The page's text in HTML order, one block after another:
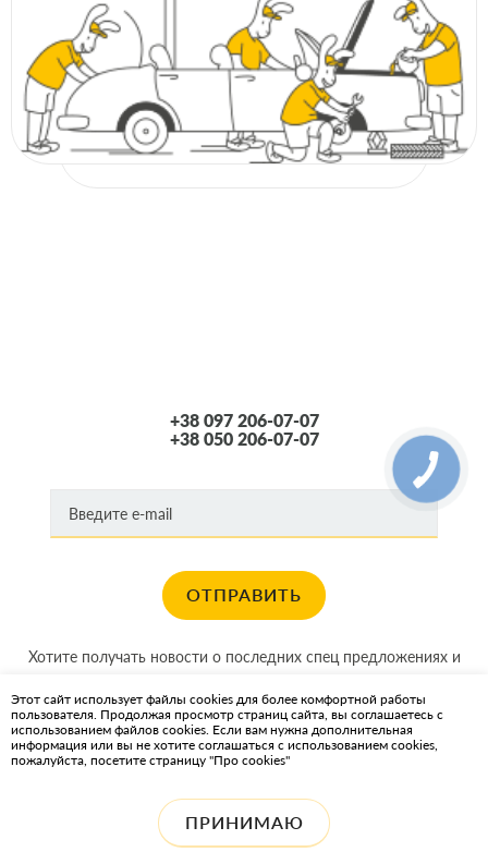
+38 097 206-07-07
+38 050 206-07-07
ОТПРАВИТЬ
Хотите получать новости о последних спец предложениях и
КАРТА САЙТА
Этот сайт использует файлы cookies для более комфортной работы
пользователя. Продолжая просмотр страниц сайта, вы соглашаетесь с
использованием файлов cookies. Если вам нужна дополнительная
информация или вы не хотите соглашаться с использованием cookies,
пожалуйста, посетите страницу "Про cookies"
ПРИНИМАЮ